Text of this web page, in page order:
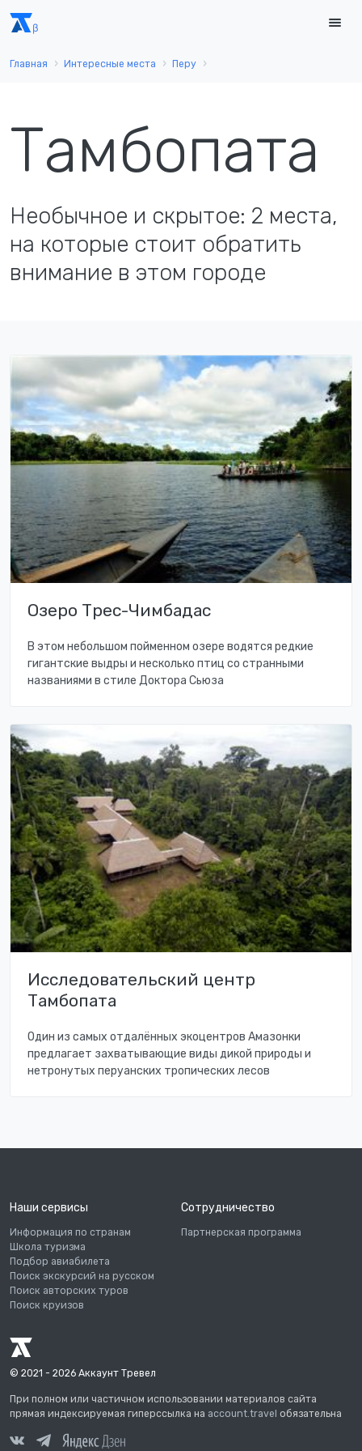
Главная Интересные места Перу
Тамбопата
Необычное и скрытое: 2 места,
на которые стоит обратить
внимание в этом городе
Озеро Трес-Чимбадас
В этом небольшом пойменном озере водятся редкие
гигантские выдры и несколько птиц со странными
названиями в стиле Доктора Сьюза
Исследовательский центр
Тамбопата
Один из самых отдалённых экоцентров Амазонки
предлагает захватывающие виды дикой природы и
нетронутых перуанских тропических лесов
Наши сервисы
Информация по странам
Школа туризма
Подбор авиабилета
Поиск экскурсий на русском
Поиск авторских туров
Поиск круизов
Сотрудничество
Партнерская программа
© 2021 - 2026 Аккаунт Тревел
При полном или частичном использовании материалов сайта
прямая индексируемая гиперссылка на account.travel обязательна